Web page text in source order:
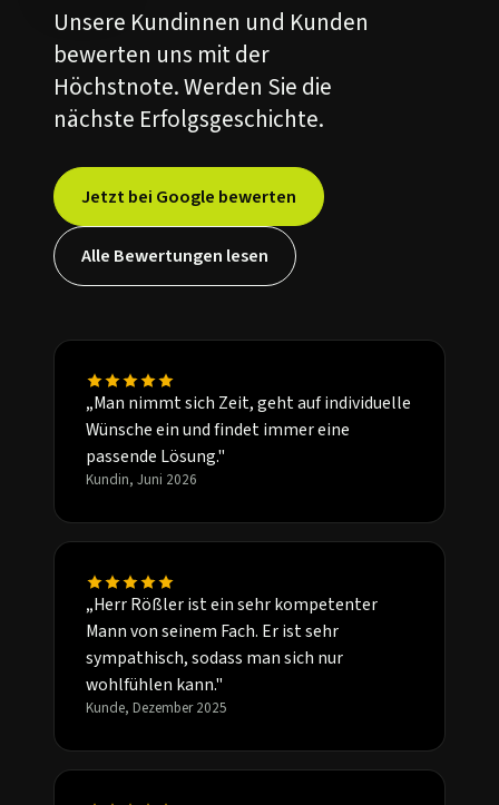
Unsere Kundinnen und Kunden
bewerten uns mit der
Höchstnote. Werden Sie die
nächste Erfolgsgeschichte.
Jetzt bei Google bewerten
Alle Bewertungen lesen
„Man nimmt sich Zeit, geht auf individuelle
Wünsche ein und findet immer eine
passende Lösung."
Kundin, Juni 2026
„Herr Rößler ist ein sehr kompetenter
Mann von seinem Fach. Er ist sehr
sympathisch, sodass man sich nur
wohlfühlen kann."
Kunde, Dezember 2025